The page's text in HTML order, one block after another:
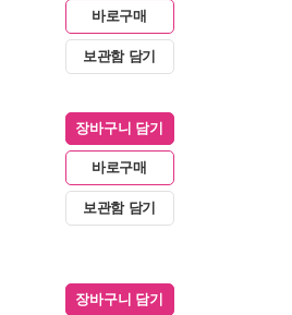
바로구매
보관함 담기
장바구니 담기
바로구매
보관함 담기
장바구니 담기